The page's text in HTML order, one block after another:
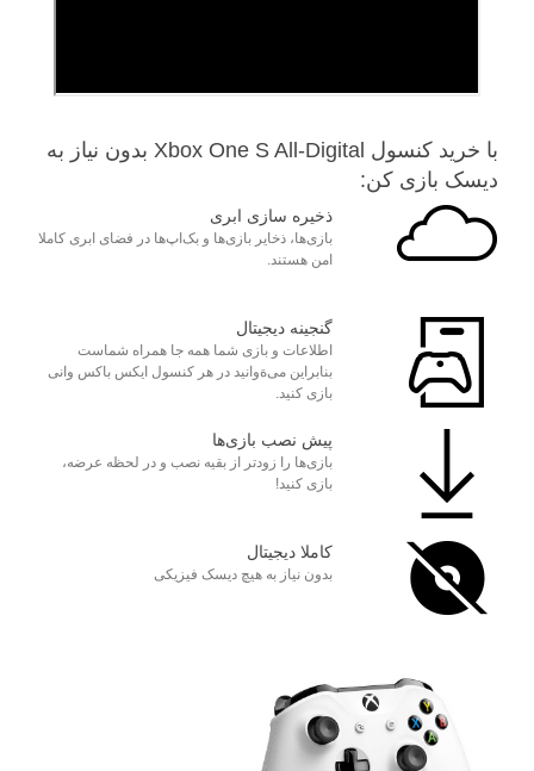
با خرید کنسول Xbox One S All-Digital بدون نیاز به
دیسک بازی کن:
ذخیره سازی ابری
بازی‌ها، ذخایر بازی‌ها و بک‌اپ‌ها در فضای ابری کاملا
امن هستند.
گنجینه دیجیتال
اطلاعات و بازی شما همه جا همراه شماست
بنابراین می‌ةوانید در هر کنسول ایکس باکس وانی
بازی کنید.
پیش نصب بازی‌ها
بازی‌ها را زودتر از بقیه نصب و در لحظه عرضه،
بازی کنید!
کاملا دیجیتال
بدون نیاز به هیچ دیسک فیزیکی